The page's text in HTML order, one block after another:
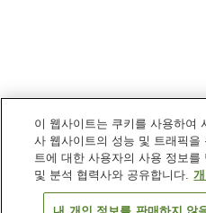
이 웹사이트는 쿠키를 사용하여
사 웹사이트의 성능 및 트래픽을
트에 대한 사용자의 사용 정보를
및 분석 협력사와 공유합니다.